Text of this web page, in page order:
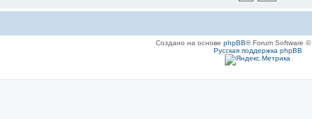
Создано на основе phpBB® Forum Software ©
Русская поддержка phpBB